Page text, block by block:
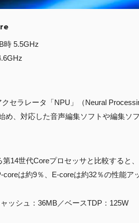
時 5.5GHz
セラレータ「NPU」（Neural
め、対応した音声編集ソフトや編集ソ
14世代Coreプロセッサと比較すると
は約9％、E-coreは約32％の性能ア
ッシュ：36MB／ベースTDP：125W